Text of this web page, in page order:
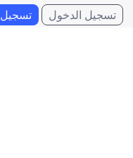
تسجيل الدخول